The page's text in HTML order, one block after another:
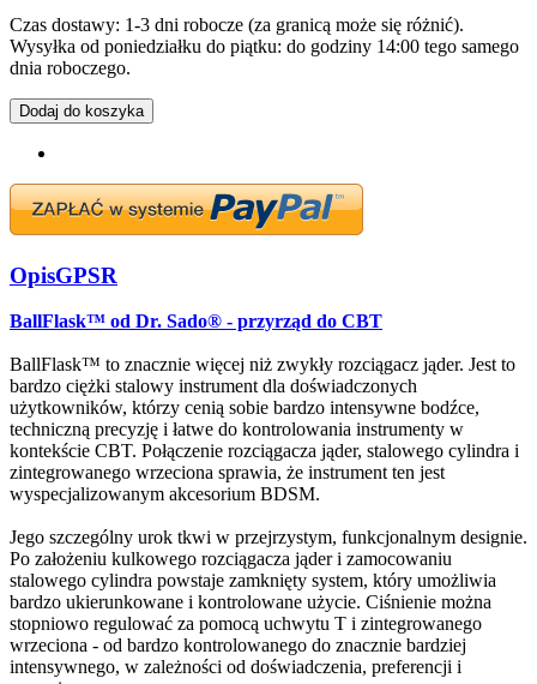
Czas dostawy: 1-3 dni robocze (za granicą może się różnić).
Wysyłka od poniedziałku do piątku: do godziny 14:00 tego samego
dnia roboczego.
Dodaj do koszyka
OpisGPSR
BallFlask™ od Dr. Sado® - przyrząd do CBT
BallFlask™ to znacznie więcej niż zwykły rozciągacz jąder. Jest to
bardzo ciężki stalowy instrument dla doświadczonych
użytkowników, którzy cenią sobie bardzo intensywne bodźce,
techniczną precyzję i łatwe do kontrolowania instrumenty w
kontekście CBT. Połączenie rozciągacza jąder, stalowego cylindra i
zintegrowanego wrzeciona sprawia, że instrument ten jest
wyspecjalizowanym akcesorium BDSM.
Jego szczególny urok tkwi w przejrzystym, funkcjonalnym designie.
Po założeniu kulkowego rozciągacza jąder i zamocowaniu
stalowego cylindra powstaje zamknięty system, który umożliwia
bardzo ukierunkowane i kontrolowane użycie. Ciśnienie można
stopniowo regulować za pomocą uchwytu T i zintegrowanego
wrzeciona - od bardzo kontrolowanego do znacznie bardziej
intensywnego, w zależności od doświadczenia, preferencji i